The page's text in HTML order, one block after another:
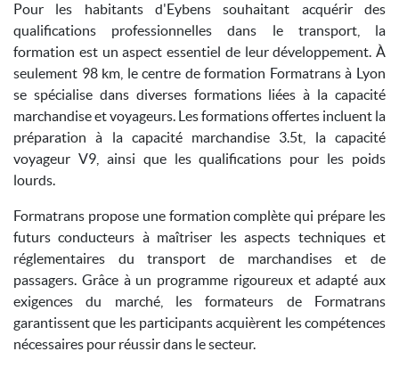
Pour les habitants d'Eybens souhaitant acquérir des
qualifications professionnelles dans le transport, la
formation est un aspect essentiel de leur développement. À
seulement 98 km, le centre de formation Formatrans à Lyon
se spécialise dans diverses formations liées à la capacité
marchandise et voyageurs. Les formations offertes incluent la
préparation à la capacité marchandise 3.5t, la capacité
voyageur V9, ainsi que les qualifications pour les poids
lourds.
Formatrans propose une formation complète qui prépare les
futurs conducteurs à maîtriser les aspects techniques et
réglementaires du transport de marchandises et de
passagers. Grâce à un programme rigoureux et adapté aux
exigences du marché, les formateurs de Formatrans
garantissent que les participants acquièrent les compétences
nécessaires pour réussir dans le secteur.